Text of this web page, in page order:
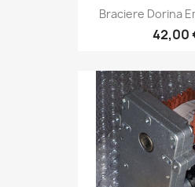
Braciere Dorina
42,00